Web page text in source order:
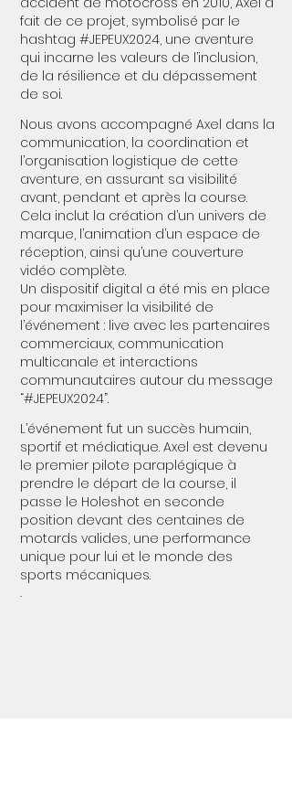
fait de ce projet, symbolisé par le
hashtag #JEPEUX2024, une aventure
qui incarne les valeurs de l’inclusion,
de la résilience et du dépassement
de soi.
Nous avons accompagné Axel dans la
communication, la coordination et
l’organisation logistique de cette
aventure, en assurant sa visibilité
avant, pendant et après la course.
Cela inclut la création d’un univers de
marque, l’animation d’un espace de
réception, ainsi qu’une couverture
vidéo complète.
Un dispositif digital a été mis en place
pour maximiser la visibilité de
l’événement : live avec les partenaires
commerciaux, communication
multicanale et interactions
communautaires autour du message
“#JEPEUX2024”.
L’événement fut un succès humain,
sportif et médiatique. Axel est devenu
le premier pilote paraplégique à
prendre le départ de la course, il
passe le Holeshot en seconde
position devant des centaines de
motards valides, une performance
unique pour lui et le monde des
sports mécaniques.
.